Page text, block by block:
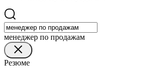
менеджер по продажам
Резюме